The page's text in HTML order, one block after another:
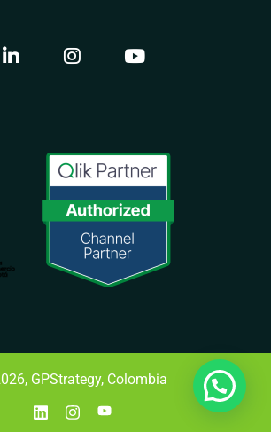
GPStrategy, Colombia